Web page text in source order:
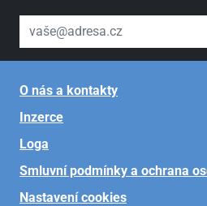
váš email
O nás a kontakty
Inzerce
Loga
Smluvní podmínky a ochrana
Nastavení cookies